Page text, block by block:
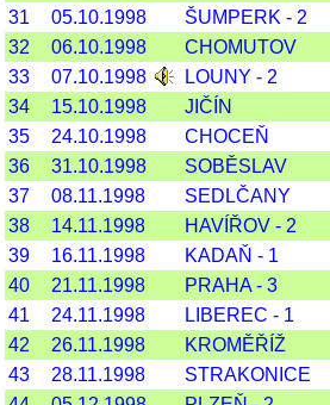
31
05.10.1998
ŠUMPERK - 2
32
06.10.1998
CHOMUTOV
33
07.10.1998
LOUNY - 2
34
15.10.1998
JIČÍN
35
24.10.1998
CHOCEŇ
36
31.10.1998
SOBĚSLAV
37
08.11.1998
SEDLČANY
38
14.11.1998
HAVÍŘOV - 2
39
16.11.1998
KADAŇ - 1
40
21.11.1998
PRAHA - 3
41
24.11.1998
LIBEREC - 1
42
26.11.1998
KROMĚŘÍŽ
43
28.11.1998
STRAKONICE